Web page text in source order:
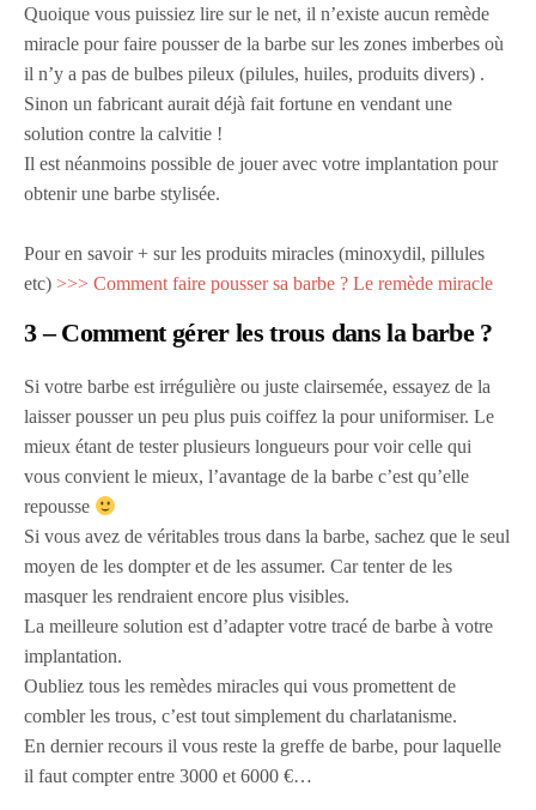
Quoique vous puissiez lire sur le net, il n’existe aucun remède
miracle pour faire pousser de la barbe sur les zones imberbes où
il n’y a pas de bulbes pileux (pilules, huiles, produits divers) .
Sinon un fabricant aurait déjà fait fortune en vendant une
solution contre la calvitie !
Il est néanmoins possible de jouer avec votre implantation pour
obtenir une barbe stylisée.
Pour en savoir + sur les produits miracles (minoxydil, pillules
etc)>>> Comment faire pousser sa barbe ? Le remède miracle
3 – Comment gérer les trous dans la barbe ?
Si votre barbe est irrégulière ou juste clairsemée, essayez de la
laisser pousser un peu plus puis coiffez la pour uniformiser. Le
mieux étant de tester plusieurs longueurs pour voir celle qui
vous convient le mieux, l’avantage de la barbe c’est qu’elle
repousse
Si vous avez de véritables trous dans la barbe, sachez que le seul
moyen de les dompter et de les assumer. Car tenter de les
masquer les rendraient encore plus visibles.
La meilleure solution est d’adapter votre tracé de barbe à votre
implantation.
Oubliez tous les remèdes miracles qui vous promettent de
combler les trous, c’est tout simplement du charlatanisme.
En dernier recours il vous reste la greffe de barbe, pour laquelle
il faut compter entre 3000 et 6000 €…